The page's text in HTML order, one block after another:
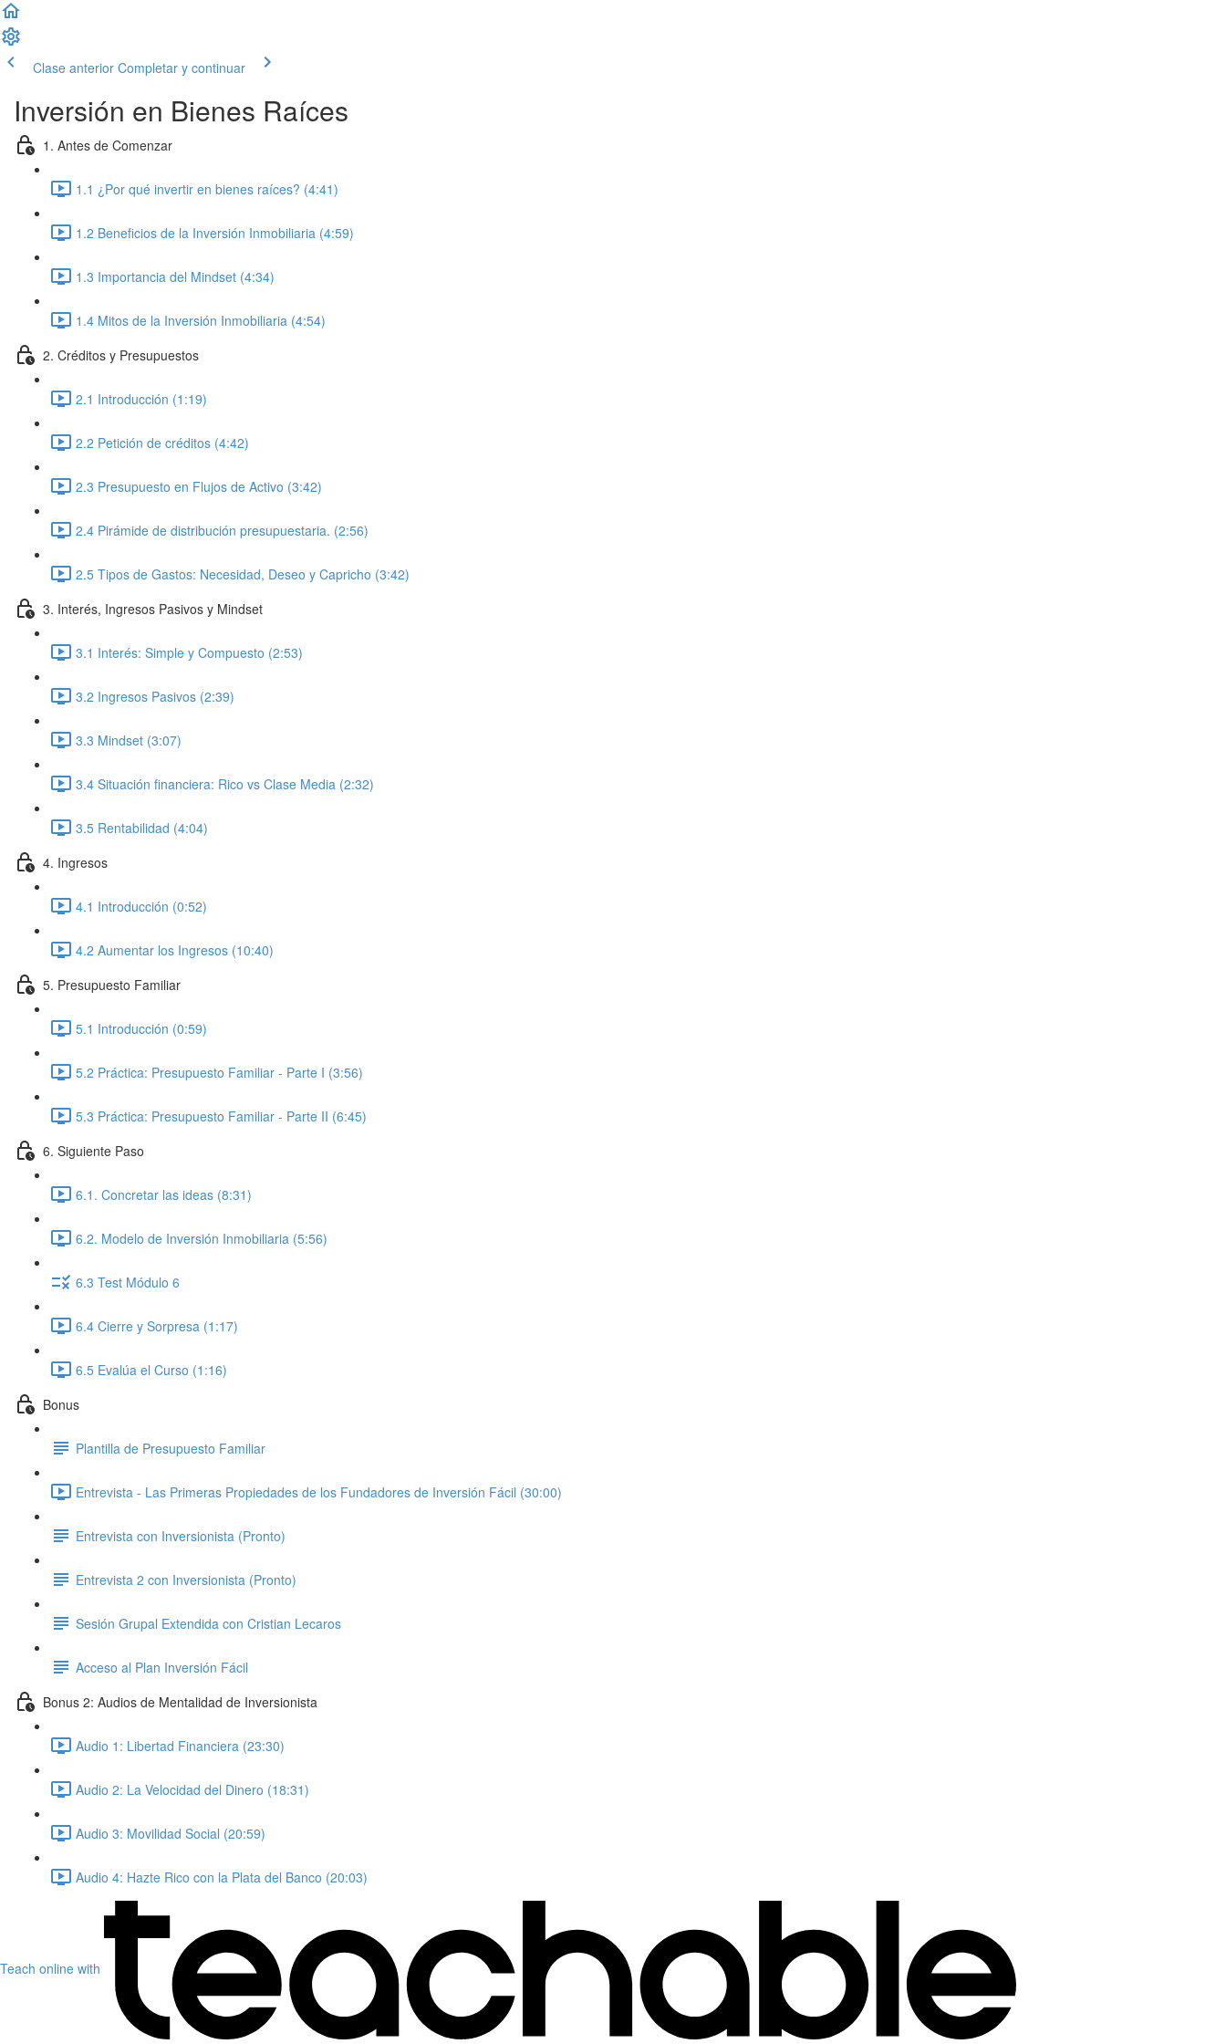
Clase anterior Completar y continuar
Inversión en Bienes Raíces
1. Antes de Comenzar
1.1 ¿Por qué invertir en bienes raíces? (4:41)
1.2 Beneficios de la Inversión Inmobiliaria (4:59)
1.3 Importancia del Mindset (4:34)
1.4 Mitos de la Inversión Inmobiliaria (4:54)
2. Créditos y Presupuestos
2.1 Introducción (1:19)
2.2 Petición de créditos (4:42)
2.3 Presupuesto en Flujos de Activo (3:42)
2.4 Pirámide de distribución presupuestaria. (2:56)
2.5 Tipos de Gastos: Necesidad, Deseo y Capricho (3:42)
3. Interés, Ingresos Pasivos y Mindset
3.1 Interés: Simple y Compuesto (2:53)
3.2 Ingresos Pasivos (2:39)
3.3 Mindset (3:07)
3.4 Situación financiera: Rico vs Clase Media (2:32)
3.5 Rentabilidad (4:04)
4. Ingresos
4.1 Introducción (0:52)
4.2 Aumentar los Ingresos (10:40)
5. Presupuesto Familiar
5.1 Introducción (0:59)
5.2 Práctica: Presupuesto Familiar - Parte I (3:56)
5.3 Práctica: Presupuesto Familiar - Parte II (6:45)
6. Siguiente Paso
6.1. Concretar las ideas (8:31)
6.2. Modelo de Inversión Inmobiliaria (5:56)
6.3 Test Módulo 6
6.4 Cierre y Sorpresa (1:17)
6.5 Evalúa el Curso (1:16)
Bonus
Plantilla de Presupuesto Familiar
Entrevista - Las Primeras Propiedades de los Fundadores de Inversión Fácil (30:00)
Entrevista con Inversionista (Pronto)
Entrevista 2 con Inversionista (Pronto)
Sesión Grupal Extendida con Cristian Lecaros
Acceso al Plan Inversión Fácil
Bonus 2: Audios de Mentalidad de Inversionista
Audio 1: Libertad Financiera (23:30)
Audio 2: La Velocidad del Dinero (18:31)
Audio 3: Movilidad Social (20:59)
Audio 4: Hazte Rico con la Plata del Banco (20:03)
Teach online with